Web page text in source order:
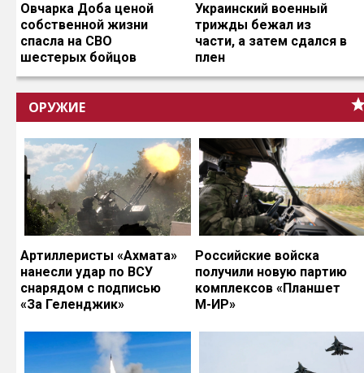
Овчарка Доба ценой
собственной жизни
спасла на СВО
шестерых бойцов
Украинский военный
трижды бежал из
части, а затем сдался в
плен
ОРУЖИЕ
Артиллеристы «Ахмата»
нанесли удар по ВСУ
снарядом с подписью
«За Геленджик»
Российские войска
получили новую партию
комплексов «Планшет
М-ИР»